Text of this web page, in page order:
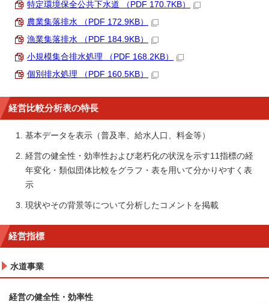
特定環境保全公共下水道 （PDF 170.7KB）
農業集落排水 （PDF 172.9KB）
漁業集落排水 （PDF 184.9KB）
小規模集合排水処理 （PDF 168.2KB）
個別排水処理 （PDF 160.5KB）
経営比較分析表の特長
基本データを表示（普及率、給水人口、料金等）
経営の健全性・効率性および老朽化の状況を示す11指標の経
年変化・類似団体比較をグラフ・表を用いて分かりやすく表
示
現状やその背景等について分析したコメントを掲載
経営指標
水道事業
経営の健全性・効率性